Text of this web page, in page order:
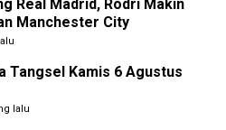
Real Madrid, Rodri Makin
Manchester City
Tangsel Kamis 6 Agustus
lalu